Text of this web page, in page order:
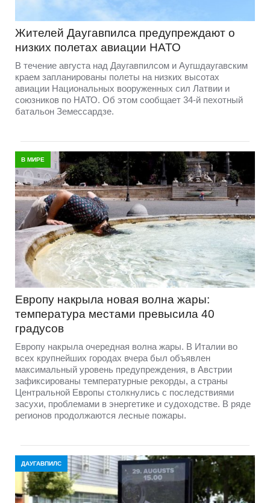
Жителей Даугавпилса предупреждают о
низких полетах авиации НАТО
В течение августа над Даугавпилсом и Аугшдаугавским
краем запланированы полеты на низких высотах
авиации Национальных вооруженных сил Латвии и
союзников по НАТО. Об этом сообщает 34-й пехотный
батальон Земессардзе.
В МИРЕ
Европу накрыла новая волна жары:
температура местами превысила 40
градусов
Европу накрыла очередная волна жары. В Италии во
всех крупнейших городах вчера был объявлен
максимальный уровень предупреждения, в Австрии
зафиксированы температурные рекорды, а страны
Центральной Европы столкнулись с последствиями
засухи, проблемами в энергетике и судоходстве. В ряде
регионов продолжаются лесные пожары.
ДАУГАВПИЛС